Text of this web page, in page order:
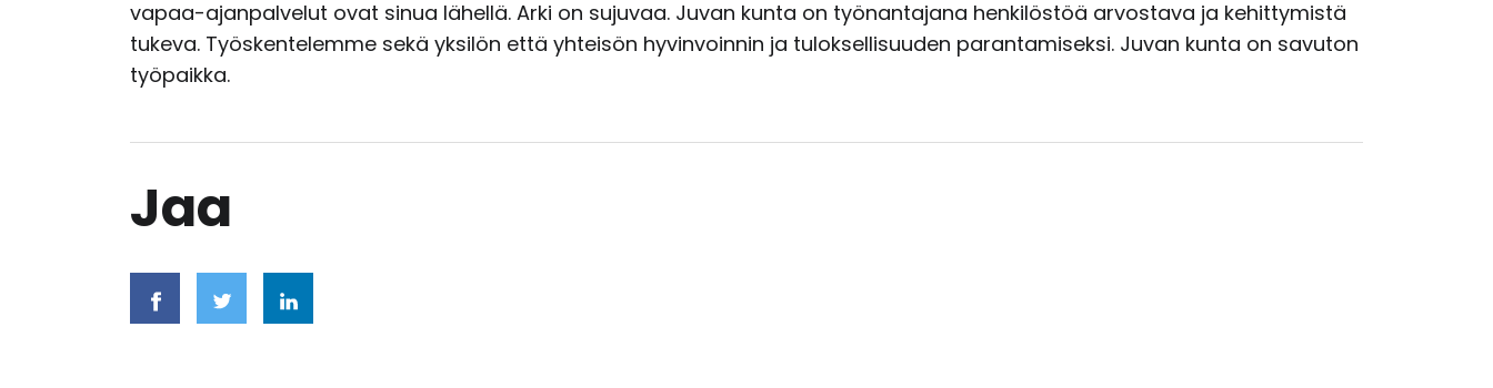
vapaa-ajanpalvelut ovat sinua lähellä. Arki on sujuvaa. Juvan kunta on työnantajana henkilöstöä arvostava ja kehittymistä
tukeva. Työskentelemme sekä yksilön että yhteisön hyvinvoinnin ja tuloksellisuuden parantamiseksi. Juvan kunta on savuton
työpaikka.
Jaa